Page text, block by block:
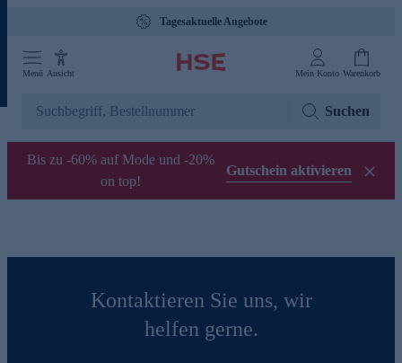
Tagesaktuelle Angebote
Menü Ansicht Mein Konto Warenkorb
Suchen
Bis zu -60% auf Mode und -20%
on top!
Gutschein aktivieren
Kontaktieren Sie uns, wir
helfen gerne.